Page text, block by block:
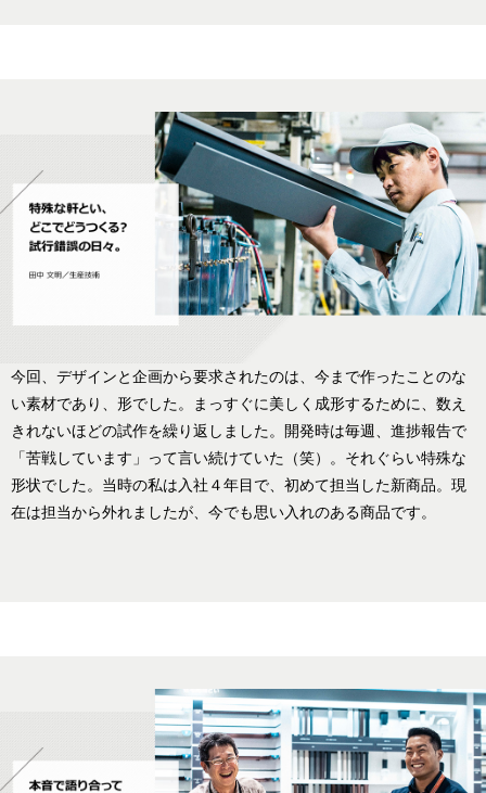
今回、デザインと企画から要求されたのは、今まで作ったことのな
い素材であり、形でした。まっすぐに美しく成形するために、数え
きれないほどの試作を繰り返しました。開発時は毎週、進捗報告で
「苦戦しています」って言い続けていた（笑）。それぐらい特殊な
形状でした。当時の私は入社４年目で、初めて担当した新商品。現
在は担当から外れましたが、今でも思い入れのある商品です。